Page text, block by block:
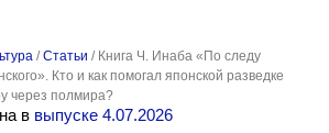
/Статьи / Книга Ч. Инаба «По следу
Кто и как помогал японской разведке
через полмира?
в выпуске 4.07.2026